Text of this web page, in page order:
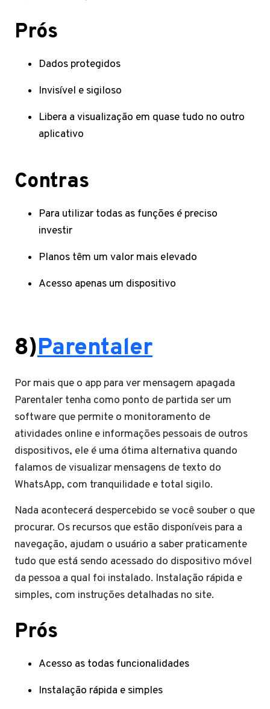
Prós
Dados protegidos
Invisível e sigiloso
Libera a visualização em quase tudo no outro
aplicativo
Contras
Para utilizar todas as funções é preciso
investir
Planos têm um valor mais elevado
Acesso apenas um dispositivo
8)Parentaler
Por mais que o app para ver mensagem apagada
Parentaler tenha como ponto de partida ser um
software que permite o monitoramento de
atividades online e informações pessoais de outros
dispositivos, ele é uma ótima alternativa quando
falamos de visualizar mensagens de texto do
WhatsApp, com tranquilidade e total sigilo.
Nada acontecerá despercebido se você souber o que
procurar. Os recursos que estão disponíveis para a
navegação, ajudam o usuário a saber praticamente
tudo que está sendo acessado do dispositivo móvel
da pessoa a qual foi instalado. Instalação rápida e
simples, com instruções detalhadas no site.
Prós
Acesso as todas funcionalidades
Instalação rápida e simples